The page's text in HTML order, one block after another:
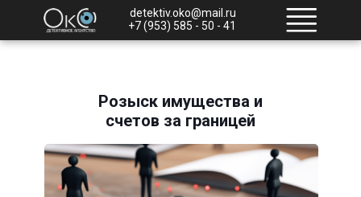
detektiv.oko@mail.ru
+7 (953) 585 - 50 - 41
Розыск имущества и
счетов за границей